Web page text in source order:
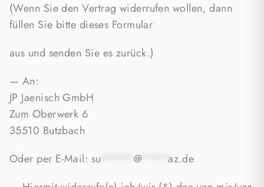
(Wenn Sie den Vertrag widerrufen wollen, dann
füllen Sie bitte dieses Formular
aus und senden Sie es zurück.)
— An:
JP Jaenisch GmbH
Zum Oberwerk 6
35510 Butzbach
Oder per E-Mail: su @ ****az.de